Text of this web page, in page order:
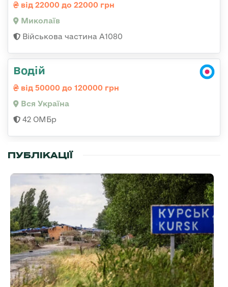
від 22000 до 22000 грн
Миколаїв
Військова частина А1080
Водій
від 50000 до 120000 грн
Вся Україна
42 ОМБр
ПУБЛІКАЦІЇ